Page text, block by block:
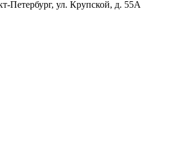
Петербург, ул. Крупской, д. 55А